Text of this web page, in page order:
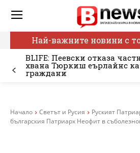
Най-важните новини с
BLIFE: Пеевски отказа
хвана Тюркиш еърлайнс
граждани
Начало Светът и Русия
Руският
българския Патриарх Неофит в